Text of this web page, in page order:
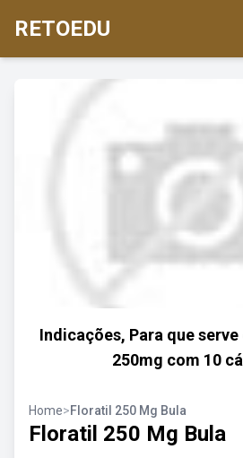
RETOEDU
Indicações, Para que
250mg com 10
Home>Floratil 250 Mg Bula
Floratil 250 Mg Bula